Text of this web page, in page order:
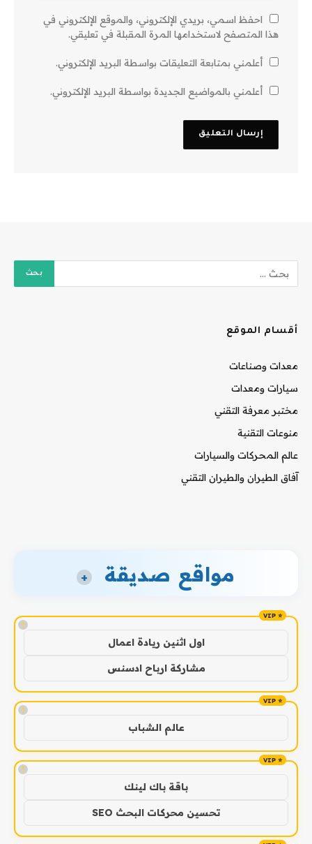
احفظ اسمي، بريدي الإلكتروني، والموقع الإلكتروني في
هذا المتصفح لاستخدامها المرة المقبلة في تعليقي.
أعلمني بمتابعة التعليقات بواسطة البريد الإلكتروني.
أعلمني بالمواضيع الجديدة بواسطة البريد الإلكتروني.
أقسام الموقع
معدات وصناعات
سيارات ومعدات
مختبر معرفة التقني
منوعات التقنية
عالم المحركات والسيارات
آفاق الطيران والطيران التقني
مواقع صديقة +
!
اول اثنين ريادة اعمال
مشاركة ارباح ادسنس
!
عالم الشباب
!
باقة باك لينك
تحسين محركات البحث SEO